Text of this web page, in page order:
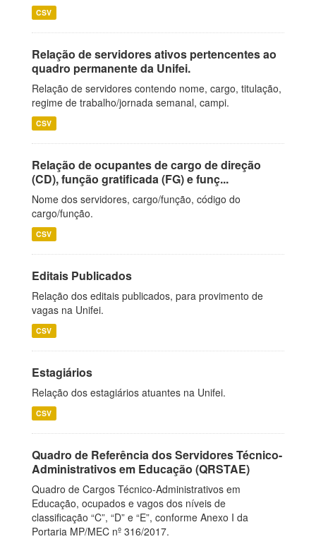
CSV
Relação de servidores ativos pertencentes ao
quadro permanente da Unifei.
Relação de servidores contendo nome, cargo, titulação,
regime de trabalho/jornada semanal, campi.
CSV
Relação de ocupantes de cargo de direção
(CD), função gratificada (FG) e funç...
Nome dos servidores, cargo/função, código do
cargo/função.
CSV
Editais Publicados
Relação dos editais publicados, para provimento de
vagas na Unifei.
CSV
Estagiários
Relação dos estagiários atuantes na Unifei.
CSV
Quadro de Referência dos Servidores Técnico-
Administrativos em Educação (QRSTAE)
Quadro de Cargos Técnico-Administrativos em
Educação, ocupados e vagos dos níveis de
classificação “C”, “D” e “E”, conforme Anexo I da
Portaria MP/MEC nº 316/2017.